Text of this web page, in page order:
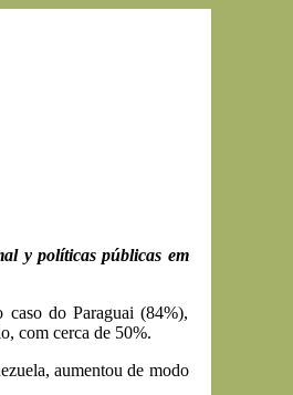
y políticas públicas em
caso do Paraguai (84%),
com cerca de 50%.
aumentou de modo